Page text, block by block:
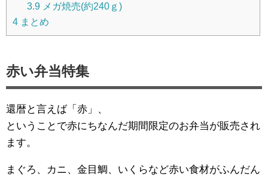
3.9 メガ焼売(約240ｇ)
4 まとめ
赤い弁当特集
還暦と言えば「赤」、
ということで赤にちなんだ期間限定のお弁当が販売され
ます。
まぐろ、カニ、金目鯛、いくらなど赤い食材がふんだん